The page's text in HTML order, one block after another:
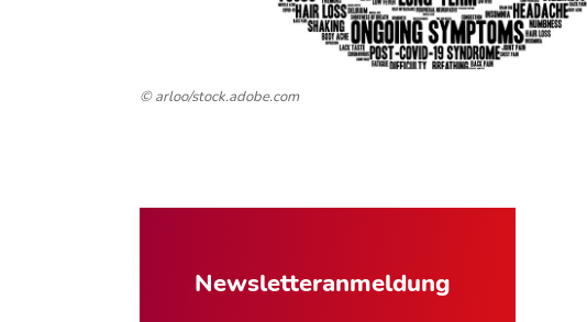
© arloo/stock.adobe.com
Newsletter­anmeldung